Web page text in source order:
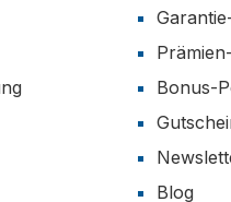
Bonus-
Blog